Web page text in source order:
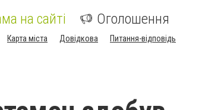
на сайті Оголошення
Карта міста Довідкова Питання-відповідь